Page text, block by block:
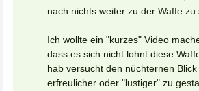
nach nichts weiter zu der Waffe zu
Ich wollte ein "kurzes" Video
dass es sich nicht lohnt diese
hab versucht den nüchternen
erfreulicher oder "lustiger" zu